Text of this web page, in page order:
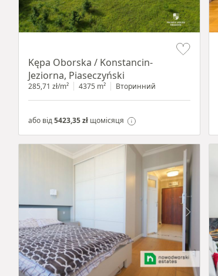
Kępa Oborska / Konstancin-
Jeziorna, Piaseczyński
285,71 zł/m² 4375 m² Вторинний
або від5423,35 zł щомісяця